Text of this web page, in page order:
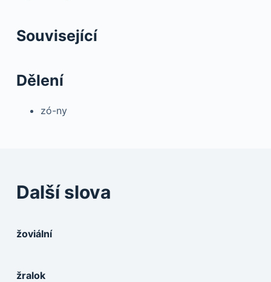
Související
Dělení
zó-ny
Další slova
žoviální
žralok